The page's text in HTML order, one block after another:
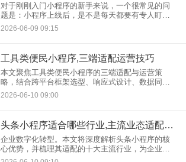
对于刚刚入门小程序的新手来说，一个很常见的问
题是：小程序上线后，是不是每天都要有专人盯
着、不断更新内容？如果做不到，会不会影响流量
和使用效果？今天这篇文章，就为新手朋友们系统
2026-06-09 09:15
工具类便民小程序,三端适配运营技巧
本文聚焦工具类便民小程序的三端适配与运营策
略，结合跨平台框架选型、响应式设计、数据同步
等核心技术，解析如何通过功能模块拆解、自动化
测试、灰度发布等手段实现高效适配，同时提供用
2026-06-10 09:00
头条小程序适合哪些行业,主流业态适配清单!
企业数字化转型。本文将深度解析头条小程序的核
心优势，并梳理其适配的十大主流行业，为企业提
供精准的行业适配指南。 一、头条小程序的核心优